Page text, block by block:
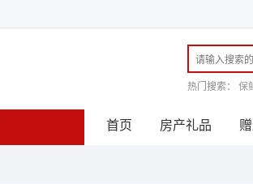
热门搜索： 保
首页 房产礼品